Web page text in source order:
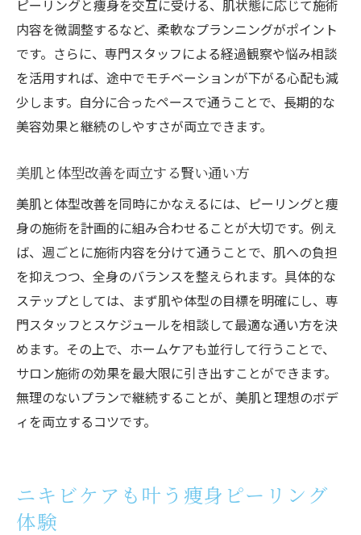
通い放題で叶える安心の美容習慣とは
プロによる美容相談とサポート体験談
ピーリングと痩身を交互に受ける、肌状態に応じて施術
内容を微調整するなど、柔軟なプランニングがポイント
です。さらに、専門スタッフによる経過観察や悩み相談
を活用すれば、途中でモチベーションが下がる心配も減
少します。自分に合ったペースで通うことで、長期的な
美容効果と継続のしやすさが両立できます。
美肌と体型改善を両立する賢い通い方
美肌と体型改善を同時にかなえるには、ピーリングと痩
身の施術を計画的に組み合わせることが大切です。例え
ば、週ごとに施術内容を分けて通うことで、肌への負担
を抑えつつ、全身のバランスを整えられます。具体的な
ステップとしては、まず肌や体型の目標を明確にし、専
門スタッフとスケジュールを相談して最適な通い方を決
めます。その上で、ホームケアも並行して行うことで、
サロン施術の効果を最大限に引き出すことができます。
無理のないプランで継続することが、美肌と理想のボデ
ィを両立するコツです。
ニキビケアも叶う痩身ピーリング
体験